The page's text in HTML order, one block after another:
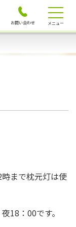
まで枕元灯は使
18：00です。
メニュー
お問い合わせ